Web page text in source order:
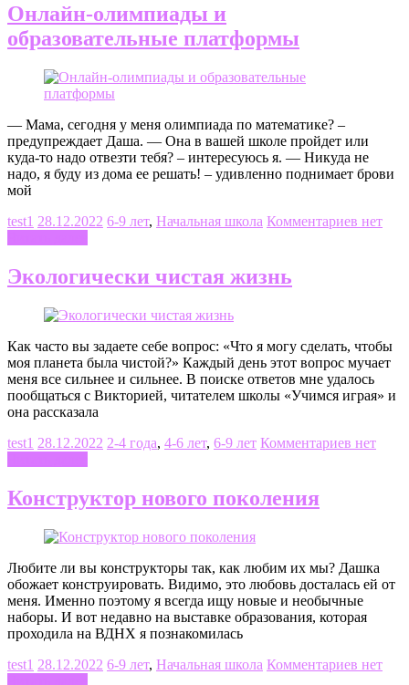
Онлайн-олимпиады и
образовательные платформы
— Мама, сегодня у меня олимпиада по математике? –
предупреждает Даша. — Она в вашей школе пройдет или
куда-то надо отвезти тебя? – интересуюсь я. — Никуда не
надо, я буду из дома ее решать! – удивленно поднимает брови
мой
test1 28.12.2022 6-9 лет, Начальная школа Комментариев нет
Экологически чистая жизнь
Как часто вы задаете себе вопрос: «Что я могу сделать, чтобы
моя планета была чистой?» Каждый день этот вопрос мучает
меня все сильнее и сильнее. В поиске ответов мне удалось
пообщаться с Викторией, читателем школы «Учимся играя» и
она рассказала
test1 28.12.2022 2-4 года, 4-6 лет, 6-9 лет Комментариев нет
Конструктор нового поколения
Любите ли вы конструкторы так, как любим их мы? Дашка
обожает конструировать. Видимо, это любовь досталась ей от
меня. Именно поэтому я всегда ищу новые и необычные
наборы. И вот недавно на выставке образования, которая
проходила на ВДНХ я познакомилась
test1 28.12.2022 6-9 лет, Начальная школа Комментариев нет